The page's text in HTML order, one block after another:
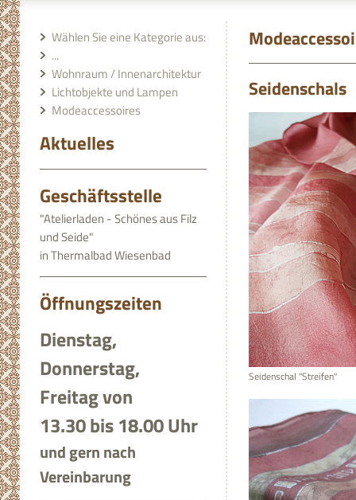
Wählen Sie eine Kategorie aus:
...
Wohnraum / Innenarchitektur
Lichtobjekte und Lampen
Modeaccessoires
Aktuelles
Geschäftsstelle
"Atelierladen - Schönes aus Filz
und Seide"
in Thermalbad Wiesenbad
Öffnungszeiten
Dienstag,
Donnerstag,
Freitag von
13.30 bis 18.00 Uhr
und gern nach
Vereinbarung
Seidenschals
Seidenschal "Streifen"